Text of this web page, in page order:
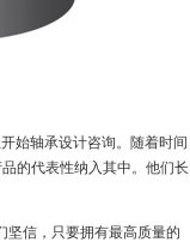
始轴承设计咨询。随着时间
的代表性纳入其中。他们长
信，只要拥有最高质量的